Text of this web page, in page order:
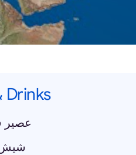
Drinks
عصير
شيش